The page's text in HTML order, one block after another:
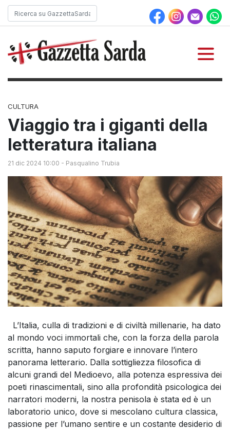
CULTURA
Viaggio tra i giganti della
letteratura italiana
21 dic 2024 10:00 - Pasqualino Trubia
L’Italia, culla di tradizioni e di civiltà millenarie, ha dato
al mondo voci immortali che, con la forza della parola
scritta, hanno saputo forgiare e innovare l’intero
panorama letterario. Dalla sottigliezza filosofica di
alcuni grandi del Medioevo, alla potenza espressiva dei
poeti rinascimentali, sino alla profondità psicologica dei
narratori moderni, la nostra penisola è stata ed è un
laboratorio unico, dove si mescolano cultura classica,
passione per l’umano sentire e un costante desiderio di